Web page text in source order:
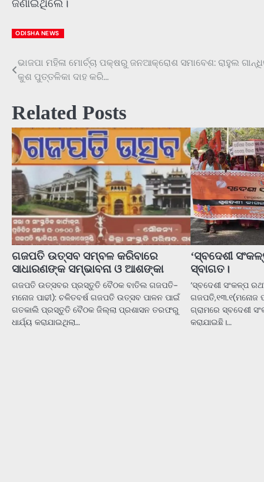
ଜଣାଇଥିଲେ।
ODISHA NEWS
Post
navigation
ଭାଜପା ମହିଳା ମୋର୍ଚ୍ଚା ପକ୍ଷରୁ ଜନଆକ୍ରୋଶ ସମାବେଶ: ରାହୁଲ
କୁଶ ପୁତ୍ତଳିକା ଦାହ କରି…
Related Posts
ଗଜପତି ଉତ୍ସବ ସମ୍ବଳ କରିବାରେ
ସାଧାରଣଙ୍କ ସମ୍ଭାବନା ଓ ଆଶଙ୍କା
ଗଜପତି ଉତ୍ସବର ପ୍ରସ୍ତୁତି ବୈଠକ ବାତିଲ ଗଜପତି-
ମନୋଜ ପାଢୀ): ଚଳିତବର୍ଷ ଗଜପତି ଉତ୍ସବ ପାଳନ ପାଇଁ
ଗତକାଲି ପ୍ରସ୍ତୁତି ବୈଠକ ଜିଲ୍ଲା ପ୍ରଶାସନ ତରଫରୁ
ଧାର୍ଯ୍ୟ କରାଯାଇଥିଲା…
‘ସ୍ବଦେଶୀ
ସ୍ବାଗତ।
‘ସ୍ବଦେଶୀ ସଂକଳ୍ପ
ଗଜପତି,୧୩.୧(ମନୋଜ
ଗ୍ରାମରେ ସ୍ବଦେଶୀ
କରାଯାଇଛି।…